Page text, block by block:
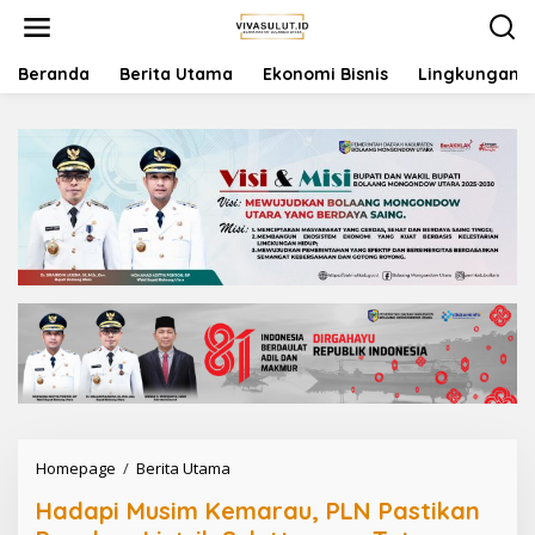
Beranda Berita Utama Ekonomi Bisnis Lingkungan
Homepage / Berita Utama
d
Hadapi Musim Kemarau, PLN Pastikan